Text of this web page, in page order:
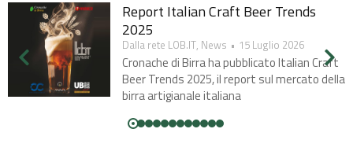
Report Italian Craft Beer Trends
2025​
Dalla rete LOB.IT, News 15 Luglio 2026
Cronache di Birra ha pubblicato Italian Craft
Beer Trends 2025, il report sul mercato della
birra artigianale italiana